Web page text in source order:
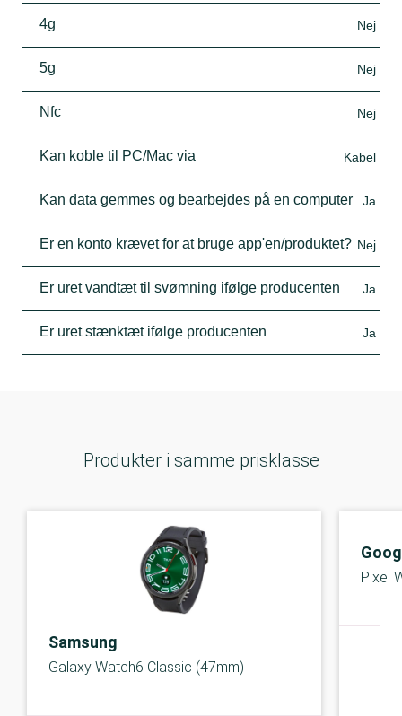
4g Nej
5g Nej
Nfc Nej
Kan koble til PC/Mac via Kabel
Kan data gemmes og bearbejdes på en computer Ja
Er en konto krævet for at bruge app'en/produktet? Nej
Er uret vandtæt til svømning ifølge producenten Ja
Er uret stænktæt ifølge producenten Ja
Produkter i samme prisklasse
Samsung
Galaxy Watch6 Classic (47mm)
Pixel